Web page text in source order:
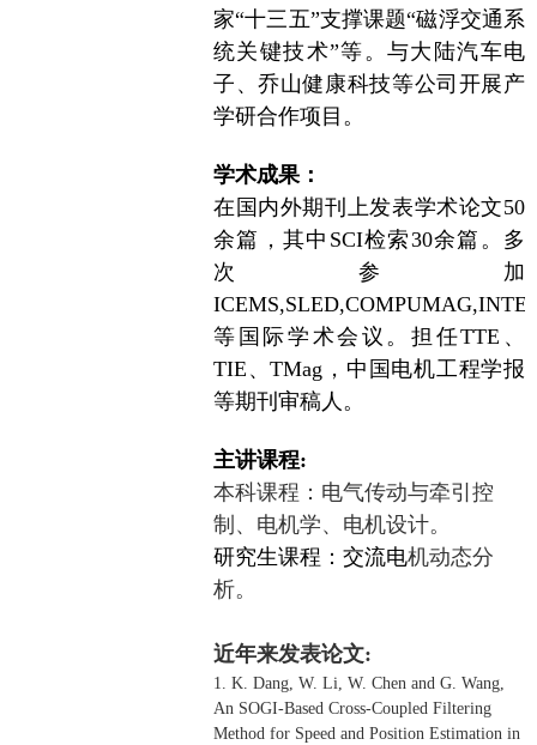
家“十三五”支撑课题“磁浮交通系
统关键技术”等。与大陆汽车电
子、乔山健康科技等公司开展产
学研合作项目。
学术成果：
在国内外期刊上发表学术论文50
余篇，其中 SCI检索30余篇。多
次参加
ICEMS,SLED,
等国际学术会议。担任TTE、
TIE、TMag ，中国电机工程学报
等期刊审稿 人。
主讲课程:
本科课程：电气传动与牵引控
制、电机学、电机设计。
研究生课程：交流电机动态分
析。
近年来发表论文:
1. K. Dang, W. Li, W. Chen and G. Wang,
An SOGI-Based Cross-Coupled Filtering
Method for Speed and Position Estimation in